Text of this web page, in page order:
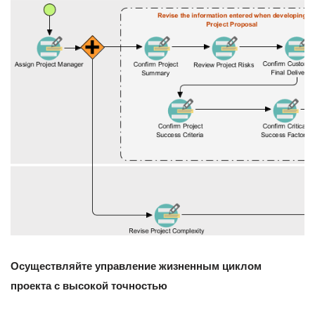
Осуществляйте управление жизненным циклом
проекта с высокой точностью